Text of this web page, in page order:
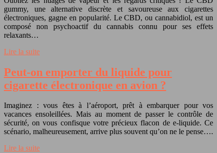
gummy, une alternative discrète et savoureuse aux cigarettes
électroniques, gagne en popularité. Le CBD, ou cannabidiol, est un
composé non psychoactif du cannabis connu pour ses effets
relaxants…
Lire la suite
Peut-on emporter du liquide pour
cigarette électronique en avion ?
Imaginez : vous êtes à l’aéroport, prêt à embarquer pour vos
vacances ensoleillées. Mais au moment de passer le contrôle de
sécurité, on vous confisque votre précieux flacon de e-liquide. Ce
scénario, malheureusement, arrive plus souvent qu’on ne le pense….
Lire la suite